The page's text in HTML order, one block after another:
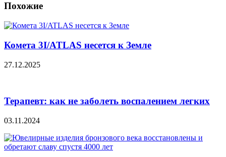
Похожие
Комета 3I/ATLAS несется к Земле
27.12.2025
Терапевт: как не заболеть воспалением легких
03.11.2024